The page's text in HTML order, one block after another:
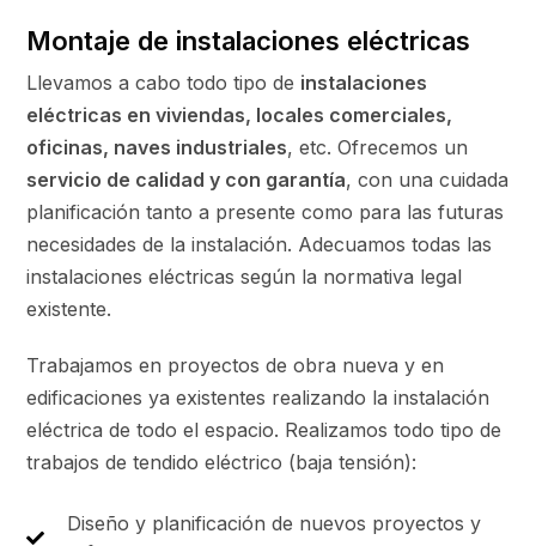
Montaje de instalaciones eléctricas
Llevamos a cabo todo tipo de instalaciones
eléctricas en viviendas, locales comerciales,
oficinas, naves industriales, etc. Ofrecemos un
servicio de calidad y con garantía, con una cuidada
planificación tanto a presente como para las futuras
necesidades de la instalación. Adecuamos todas las
instalaciones eléctricas según la normativa legal
existente.
Trabajamos en proyectos de obra nueva y en
edificaciones ya existentes realizando la instalación
eléctrica de todo el espacio. Realizamos todo tipo de
trabajos de tendido eléctrico (baja tensión):
Diseño y planificación de nuevos proyectos y